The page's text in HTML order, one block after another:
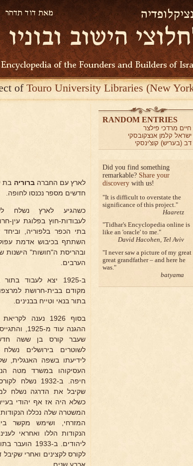
ofTouro University Libraries (New
לארץ עם החברהברוריה בת
חדשים מספר נכנסו לחופה.
כשהגיע לארץ נשלח
לעבודות-חוץ בפלוגת עין-
בתי הכפר בלפוריה,
השתתף בכיבוש אדמת
ובהריסת ה"חושות" הישנות
הערבים.
ב-1925 יצא לעבוד
מקודם בבית-חרושת
בתור בנאי וטייח בבנינים.
בסוף 1926 נענה
ההגנה עוד
שעבר קורס בן ששה
לשוטרים בירושלים
לידיעתו בשפה האנגלית,
העסיקוהו במשרד מטה
חיפה. ב-1932
שקיבל את הדרגה נשלח
כשלא היה אז אף יהודי
המשטרה שלה נכללו
המזרחי, ושימש מקשר
הנקודות הללו ואחראי
לקורס לקצינים ואחרי
RANDOM ENTRIES
חיים מרדכי פילצר
ישראל קלמן אנצקובסקי
דב (בעריש) קוצ'ינסקי
Did you find something
remarkable? Share your
discovery with us!
It is difficult to overstate the
significance of this project.
Haaretz
Tidhar's Encyclopedia online is
like an 'oracle' to me.
David Hacohen, Tel Aviv
I never saw a picture of my great
great grandfather – and here he
was.
batyama